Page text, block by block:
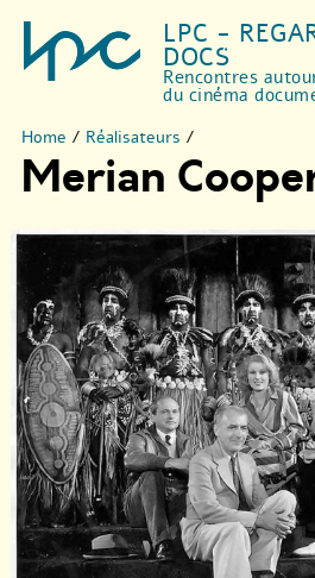
LPC -
DOCS
Rencontres
du cinéma
Home / Réalisateurs /
Merian